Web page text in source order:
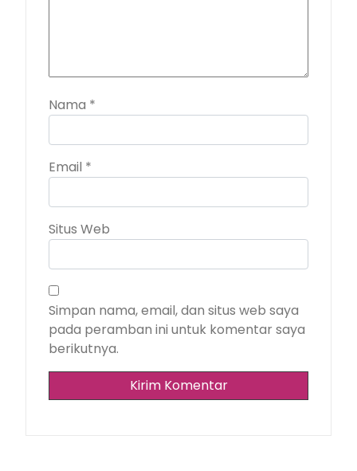
Nama *
Email *
Situs Web
Simpan nama, email, dan situs web saya
pada peramban ini untuk komentar saya
berikutnya.